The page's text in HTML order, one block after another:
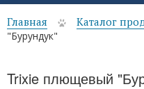
Главная Каталог
"Бурундук"
Trixie плющевый